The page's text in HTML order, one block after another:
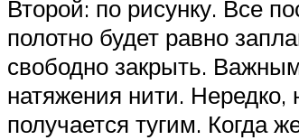
Второй: по рисунку. Все
полотно будет равно
свободно закрыть.
натяжения нити. Нередко,
получается тугим. Когда